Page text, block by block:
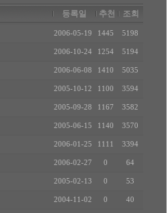
등록일 추천 조회
2006-05-19 1445 5198
2006-10-24 1254 5194
2006-06-08 1410 5035
2005-10-12 1100 3594
2005-09-28 1167 3582
2005-06-15 1140 3570
2006-01-25 1111 3394
2006-02-27 0 64
2005-02-13 0 53
2004-11-02 0 40